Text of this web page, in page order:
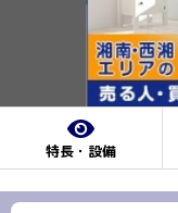
特長・設備